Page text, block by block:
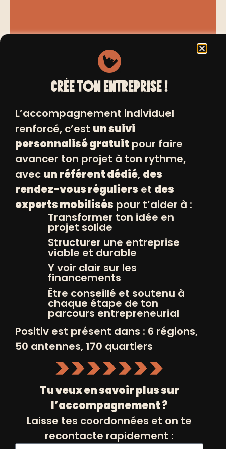
Designer industriel de formation, j’ai créé
Scali, une marque de beaux objets pour
richesse des paysages du Sud, d’où je
viens.
Je souhaite maintenant continuer sur ma
lancée et développer une activité de
designer en freelance. Mes dernières
créations sont axées sur la thématique
des montagnes, traduisant ainsi mon
attrait personnel pour ces colosses de
Je privilégie toujours la qualité à la
quantité, les choix raisonnés à ceux dictés
par des effets de mode, et la mise en
avant des savoir-faire locaux.
Au plaisir de vous rencontrer!
TOUS NOS POSITIVEURS
CRÉE TON ENTREPRISE !
L’accompagnement individuel
renforcé, c’est un suivi
personnalisé gratuit pour faire
avancer ton projet à ton rythme,
avec un référent dédié, des
rendez-vous réguliers et des
experts mobilisés pour t’aider à :
Transformer ton idée en
projet solide
Structurer une entreprise
viable et durable
Y voir clair sur les
financements
Être conseillé et soutenu à
chaque étape de ton
parcours entrepreneurial
Positiv est présent dans : 6 régions,
50 antennes, 170 quartiers
Tu veux en savoir plus sur
l’accompagnement ?
Laisse tes coordonnées et on te
recontacte rapidement :